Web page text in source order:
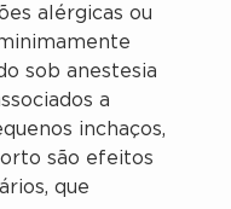
alérgicas ou
sob anestesia
a
inchaços,
são efeitos
que